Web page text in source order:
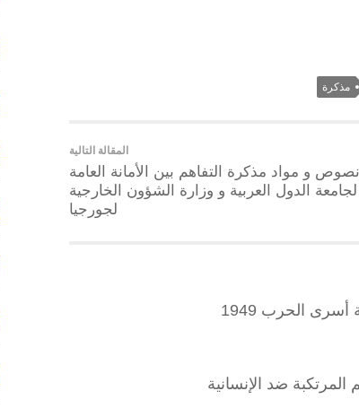
مذكرة
المقالة التالية
نصوص و مواد مذكرة التفاهم بين الأمانة العامة
لجامعة الدول العربية و وزارة الشؤون الخارجية
لجورجيا
الحرب 1949
ضد الإنسانية